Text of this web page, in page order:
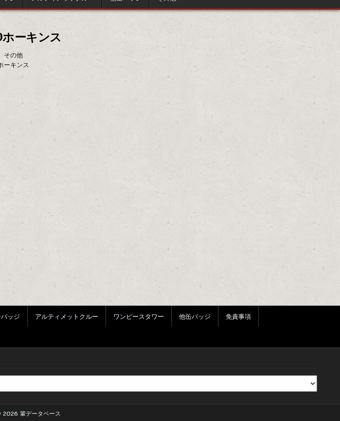
ホーキンス
その他
ーキンス
ッジ アルティメットクルー ワンピースタワー 他缶バッジ 免責事項
輩データベース